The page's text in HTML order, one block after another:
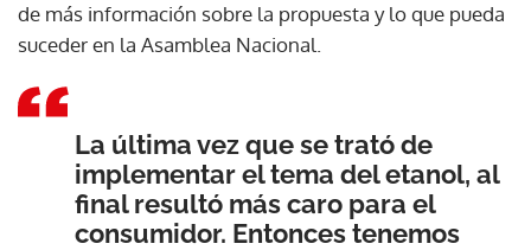
de más información sobre la propuesta y lo que pueda
suceder en la Asamblea Nacional.
La última vez que se trató de
implementar el tema del etanol, al
final resultó más caro para el
consumidor. Entonces tenemos